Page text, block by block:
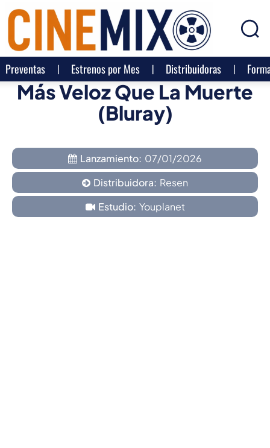
Preventas Estrenos por Mes Distribuidoras
Más Veloz Que La Muerte
(Bluray)
Lanzamiento: 07/01/2026
Distribuidora: Resen
Estudio: Youplanet